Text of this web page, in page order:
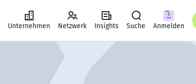
Unternehmen Netzwerk Insights Suche Anmelden